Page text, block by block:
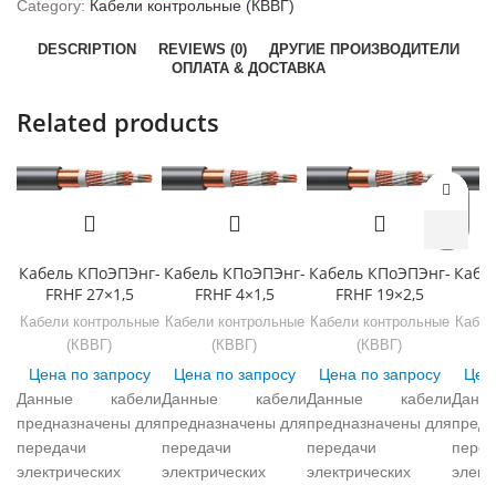
Category: Кабели контрольные (КВВГ)
DESCRIPTION REVIEWS (0)
ДРУГИЕ ПРОИЗВОДИТЕЛИ
ОПЛАТА & ДОСТАВКА
Related products
Кабель КПоЭПЭнг-
FRHF 27×1,5
Кабели контрольные
(КВВГ)
Цена по запросу
Данные кабели
предназначены для
передачи
электрических
Кабель КПоЭПЭнг-
FRHF 4×1,5
Кабели контрольные
(КВВГ)
Цена по запросу
Данные кабели
предназначены для
передачи
электрических
Кабель КПоЭПЭнг-
FRHF 19×2,5
Кабели контрольные
(КВВГ)
Цена по запросу
Данные кабели
предназначены для
передачи
электрических